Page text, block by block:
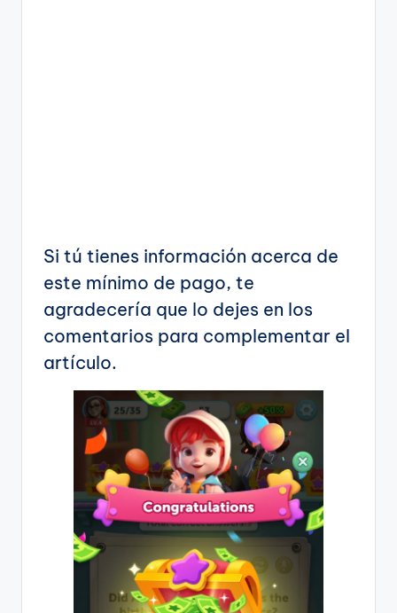
Si tú tienes información acerca de
este mínimo de pago, te
agradecería que lo dejes en los
comentarios para complementar el
artículo.